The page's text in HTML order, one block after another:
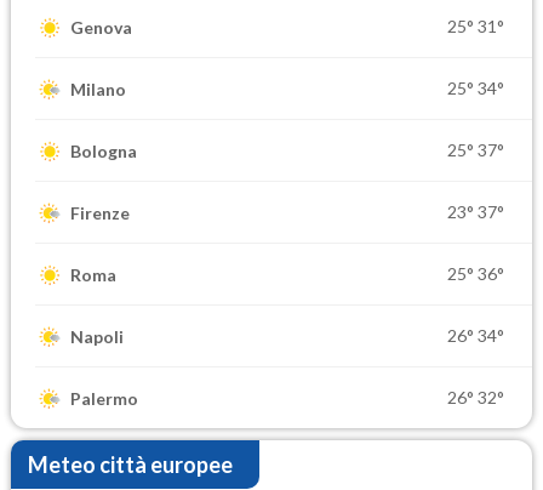
Genova 25° 31°
Milano 25° 34°
Bologna 25° 37°
Firenze 23° 37°
Roma 25° 36°
Napoli 26° 34°
Palermo 26° 32°
Meteo città europee